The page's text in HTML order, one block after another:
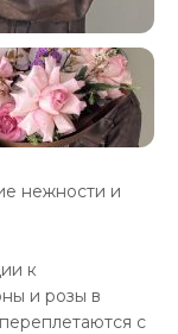
нежности и
к
и розы в
с